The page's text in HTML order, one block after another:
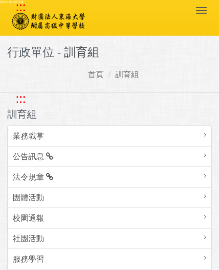
跳到主要內容區塊
:::
行政單位 - 訓育組
首頁 訓育組
:::
訓育組
業務職掌
公告訊息
法令規章
團體活動
校園通報
社團活動
服務學習